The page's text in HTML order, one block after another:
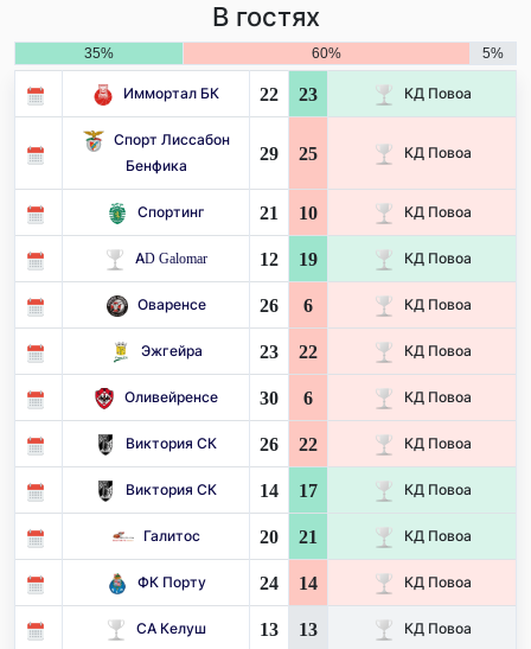
В гостях
35% 60% 5%
Иммортал БК 22 23 КД Повоа
Спорт Лиссабон
Бенфика
29 25 КД Повоа
Спортинг 21 10 КД Повоа
AD Galomar 12 19 КД Повоа
Оваренсе 26 6 КД Повоа
Эжгейра 23 22 КД Повоа
Оливейренсе 30 6 КД Повоа
Виктория СК 26 22 КД Повоа
Виктория СК 14 17 КД Повоа
Галитос 20 21 КД Повоа
ФК Порту 24 14 КД Повоа
СА Келуш 13 13 КД Повоа